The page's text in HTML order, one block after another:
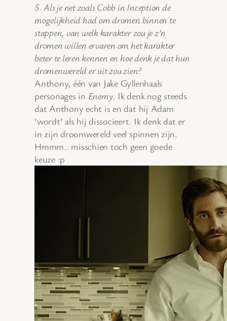
5. Als je net zoals Cobb in Inception de
mogelijkheid had om dromen binnen te
stappen, van welk karakter zou je z’n
dromen willen ervaren om het karakter
beter te leren kennen en hoe denk je dat hun
dromenwereld er uit zou zien?
Anthony, één van Jake Gyllenhaals
personages in Enemy. Ik denk nog steeds
dat Anthony echt is en dat hij Adam
‘wordt’ als hij dissocieert. Ik denk dat er
in zijn droomwereld veel spinnen zijn.
Hmmm.. misschien toch geen goede
keuze :p